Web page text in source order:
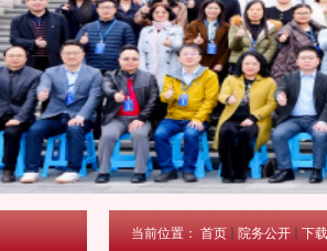
当前位置： 首页 院务公开 下